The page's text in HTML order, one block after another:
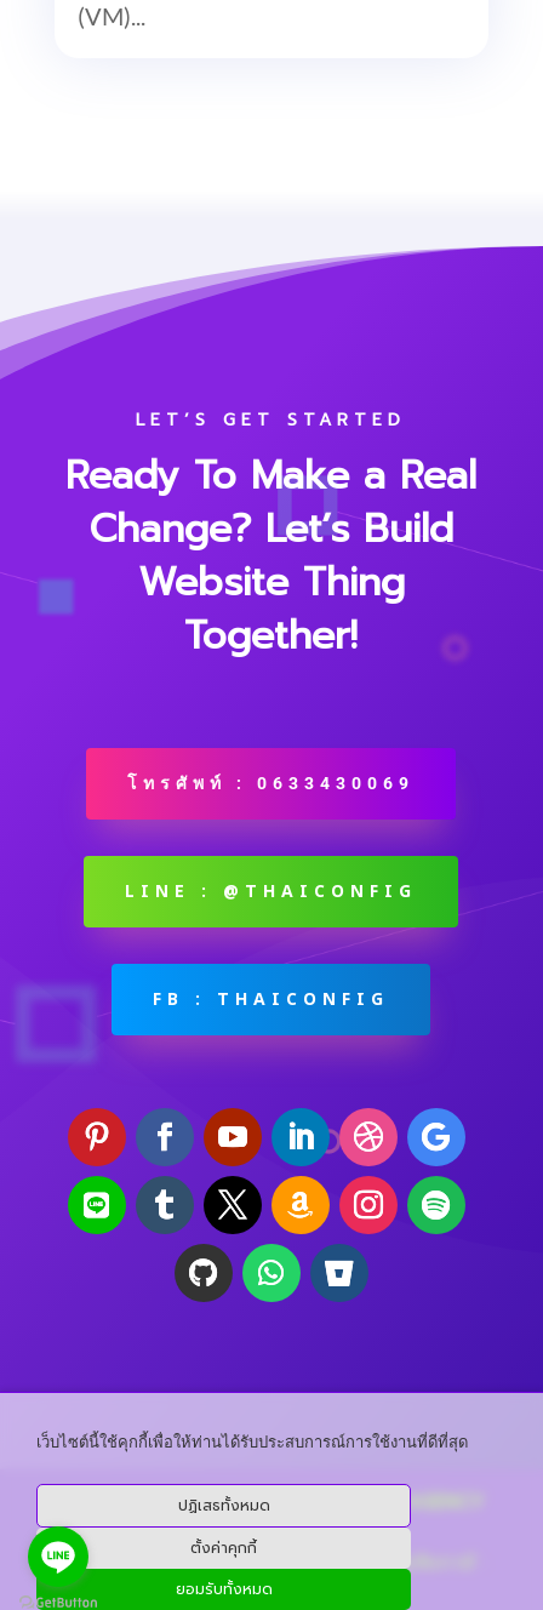
(VM)...
LET’S GET STARTED
Ready To Make a Real
Change? Let’s Build
Website Thing
Together!
โทรศัพท์ : 0633430069
LINE : @THAICONFIG
FB : THAICONFIG
CopyRight ©THAI CONFIG DIGITAL AGENCY
All Right Reserved
บริษัท ไทย คอนฟิก จำกัด - เลขประจำตัวผู้เสียภาษี :
0105564016831
เว็บไซต์นี้ใช้คุกกี้เพื่อให้ท่านได้รับประสบการณ์การใช้งานที่ดีที่สุด
ปฏิเสธทั้งหมด
ตั้งค่าคุกกี้
ยอมรับทั้งหมด